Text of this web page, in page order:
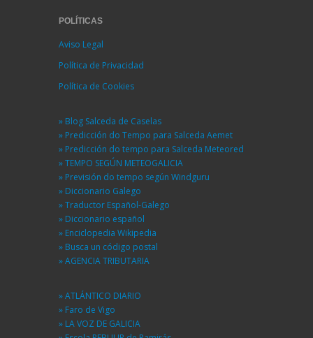
POLÍTICAS
Aviso Legal
Política de Privacidad
Política de Cookies
» Blog Salceda de Caselas
» Predicción do Tempo para Salceda Aemet
» Predicción do tempo para Salceda Meteored
» TEMPO SEGÚN METEOGALICIA
» Previsión do tempo según Windguru
» Diccionario Galego
» Traductor Español-Galego
» Diccionario español
» Enciclopedia Wikipedia
» Busca un código postal
» AGENCIA TRIBUTARIA
» ATLÁNTICO DIARIO
» Faro de Vigo
» LA VOZ DE GALICIA